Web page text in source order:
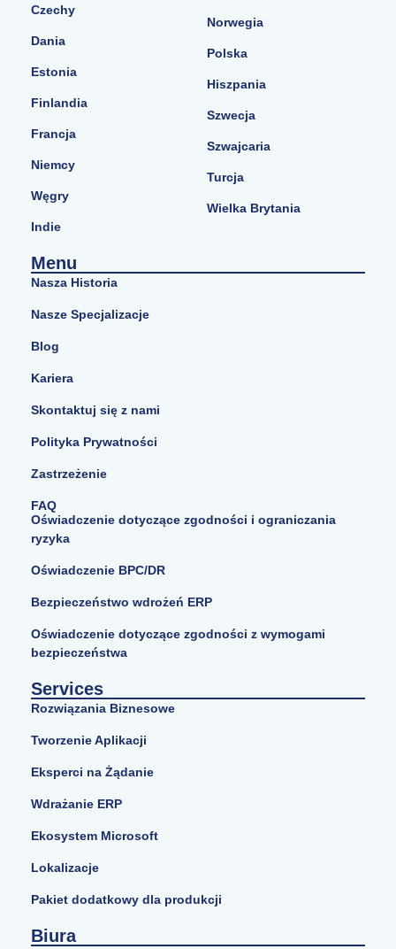
Czechy
Dania
Estonia
Finlandia
Francja
Niemcy
Węgry
Indie
Norwegia
Polska
Hiszpania
Szwecja
Szwajcaria
Turcja
Wielka Brytania
Menu
Nasza Historia
Nasze Specjalizacje
Blog
Kariera
Skontaktuj się z nami
Polityka Prywatności
Zastrzeżenie
FAQ
Oświadczenie dotyczące zgodności i ograniczania
ryzyka
Oświadczenie BPC/DR
Bezpieczeństwo wdrożeń ERP
Oświadczenie dotyczące zgodności z wymogami
bezpieczeństwa
Services
Rozwiązania Biznesowe
Tworzenie Aplikacji
Eksperci na Żądanie
Wdrażanie ERP
Ekosystem Microsoft
Lokalizacje
Pakiet dodatkowy dla produkcji
Biura